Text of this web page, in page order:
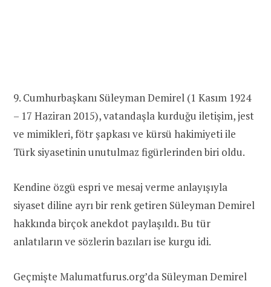
9. Cumhurbaşkanı Süleyman Demirel (1 Kasım 1924
– 17 Haziran 2015), vatandaşla kurduğu iletişim, jest
ve mimikleri, fötr şapkası ve kürsü hakimiyeti ile
Türk siyasetinin unutulmaz figürlerinden biri oldu.
Kendine özgü espri ve mesaj verme anlayışıyla
siyaset diline ayrı bir renk getiren Süleyman Demirel
hakkında birçok anekdot paylaşıldı. Bu tür
anlatıların ve sözlerin bazıları ise kurgu idi.
Geçmişte Malumatfurus.org’da Süleyman Demirel